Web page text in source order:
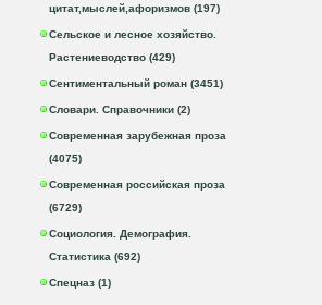
цитат,мыслей,афоризмов (197)
Сельское и лесное хозяйство.
Растениеводство (429)
Сентиментальный роман (3451)
Словари. Справочники (2)
Современная зарубежная проза
(4075)
Современная российская проза
(6729)
Социология. Демография.
Статистика (692)
Спецназ (1)